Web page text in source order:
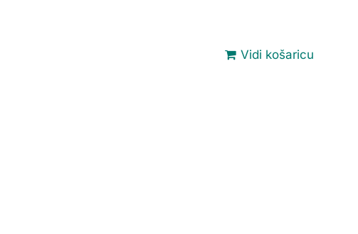
Vidi košaricu